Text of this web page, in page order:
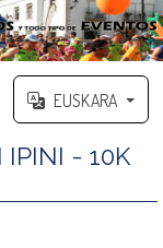
EUSKARA
IPINI - 10K